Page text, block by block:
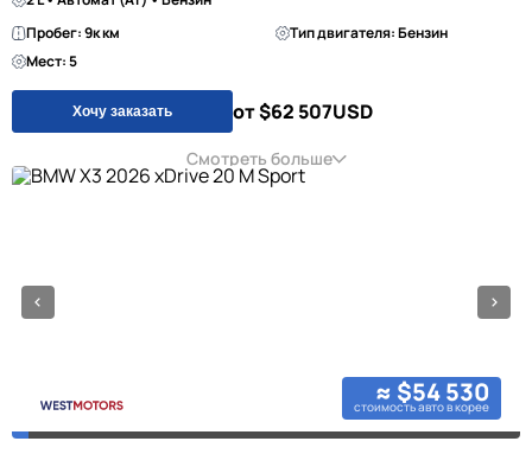
Пробег: 9к км
Тип двигателя: Бензин
Мест: 5
Хочу заказать от $62 507USD
Смотреть больше
≈ $54 530
стоимость авто в корее